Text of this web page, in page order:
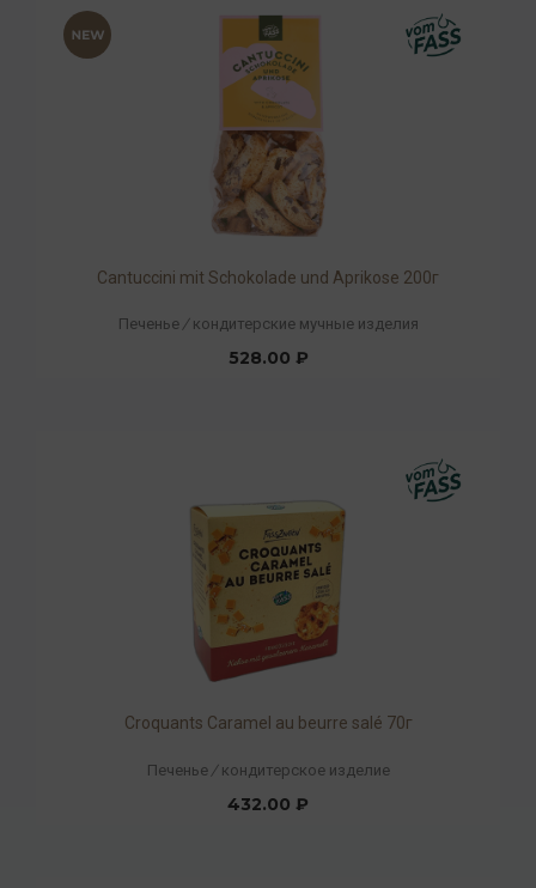
Cantuccini mit Schokolade und Aprikose 200г
Печенье / кондитерские мучные изделия
528.00 ₽
Croquants Caramel au beurre salé 70г
Печенье / кондитерское изделие
432.00 ₽